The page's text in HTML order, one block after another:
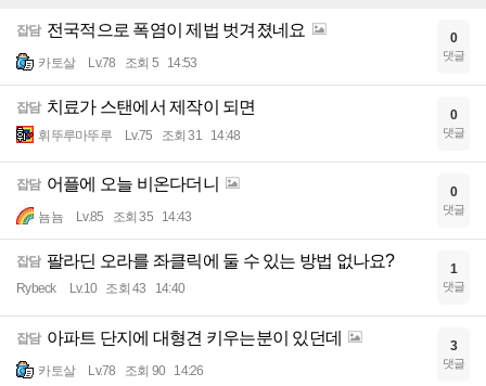
잡담 전국적으로 폭염이 제법 벗겨졌네요
카토살 Lv.78 조회 5 14:53
0
댓글
잡담 치료가 스탠에서 제작이 되면
휘뚜루마뚜루 Lv.75 조회 31 14:48
0
댓글
잡담 어플에 오늘 비온다더니
뇸뇸 Lv.85 조회 35 14:43
0
댓글
잡담 팔라딘 오라를 좌클릭에 둘 수 있는 방법 없나요?
Rybeck Lv.10 조회 43 14:40
1
댓글
잡담 아파트 단지에 대형견 키우는분이 있던데
카토살 Lv.78 조회 90 14:26
3
댓글